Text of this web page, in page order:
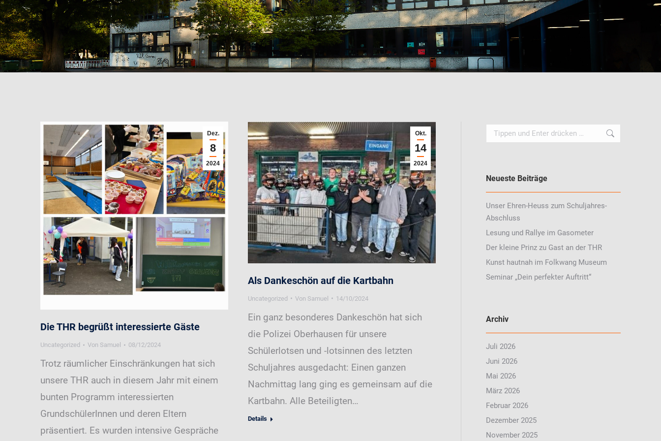
Dez.
8
2024
Die THR begrüßt interessierte Gäste
Uncategorized Von Samuel 08/12/2024
Trotz räumlicher Einschränkungen hat sich
unsere THR auch in diesem Jahr mit einem
bunten Programm interessierten
GrundschülerInnen und deren Eltern
präsentiert. Es wurden intensive Gespräche
Okt.
14
2024
Als Dankeschön auf die Kartbahn
Uncategorized Von Samuel 14/10/2024
Ein ganz besonderes Dankeschön hat sich
die Polizei Oberhausen für unsere
Schülerlotsen und -lotsinnen des letzten
Schuljahres ausgedacht: Einen ganzen
Nachmittag lang ging es gemeinsam auf die
Kartbahn. Alle Beteiligten…
Details
Search:
Neueste Beiträge
Unser Ehren-Heuss zum Schuljahres-
Abschluss
Lesung und Rallye im Gasometer
Der kleine Prinz zu Gast an der THR
Kunst hautnah im Folkwang Museum
Seminar „Dein perfekter Auftritt“
Archiv
Juli 2026
Juni 2026
Mai 2026
März 2026
Februar 2026
Dezember 2025
November 2025